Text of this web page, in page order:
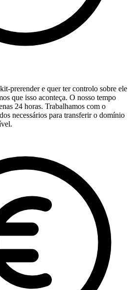
prerender e quer ter controlo sobre ele
que isso aconteça. O nosso tempo
24 horas. Trabalhamos com o
necessários para transferir o domínio